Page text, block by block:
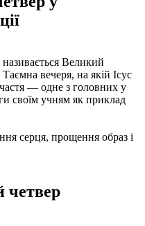
Великий
вечеря, на якій Ісус
— одне з головних у
своїм учням як приклад
серця, прощення образ і
четвер